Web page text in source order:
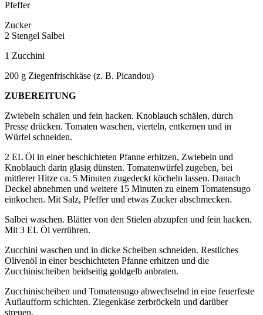
Pfeffer
Zucker
2 Stengel Salbei
1 Zucchini
200 g Ziegenfrischkäse (z. B. Picandou)
ZUBEREITUNG
Zwiebeln schälen und fein hacken. Knoblauch schälen, durch
Presse drücken. Tomaten waschen, vierteln, entkernen und in
Würfel schneiden.
2 EL Öl in einer beschichteten Pfanne erhitzen, Zwiebeln und
Knoblauch darin glasig dünsten. Tomatenwürfel zugeben, bei
mittlerer Hitze ca. 5 Minuten zugedeckt köcheln lassen. Danach
Deckel abnehmen und weitere 15 Minuten zu einem Tomatensugo
einkochen. Mit Salz, Pfeffer und etwas Zucker abschmecken.
Salbei waschen. Blätter von den Stielen abzupfen und fein hacken.
Mit 3 EL Öl verrühren.
Zucchini waschen und in dicke Scheiben schneiden. Restliches
Olivenöl in einer beschichteten Pfanne erhitzen und die
Zucchinischeiben beidseitig goldgelb anbraten.
Zucchinischeiben und Tomatensugo abwechselnd in eine feuerfeste
Auflaufform schichten. Ziegenkäse zerbröckeln und darüber
streuen.